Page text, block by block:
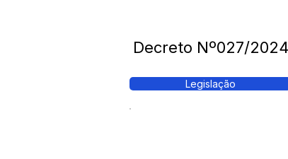
Decreto Nº027/2024
Legislação